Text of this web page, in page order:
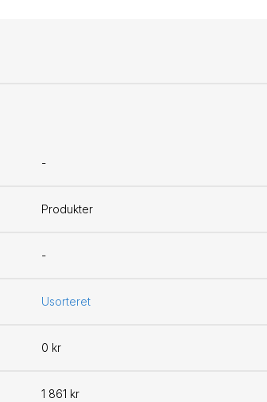
-
Produkter
-
Usorteret
0 kr
1 861 kr